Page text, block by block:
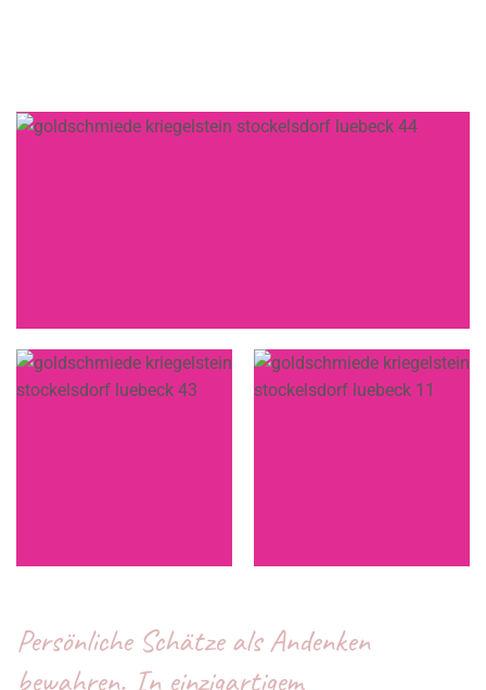
Persönliche Schätze als Andenken
bewahren. In einzigartigem